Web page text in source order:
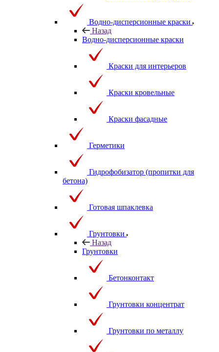
Водно-дисперсионные краски
Назад
Водно-дисперсионные краски
Краски для интерьеров
Краски кровельные
Краски фасадные
Герметики
Гидрофобизатор (пропитки для
бетона)
Готовая шпаклевка
Грунтовки
Назад
Грунтовки
Бетонконтакт
Грунтовки концентрат
Грунтовки по металлу